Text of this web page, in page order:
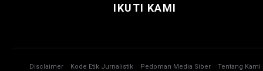
IKUTI KAMI
Disclaimer Kode Etik Jurnalistik Pedoman Media Siber
Tentang Kami